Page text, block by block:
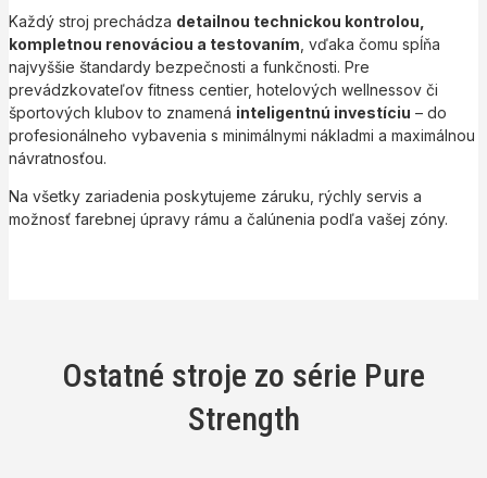
Každý stroj prechádza detailnou technickou kontrolou,
kompletnou renováciou a testovaním , vďaka čomu spĺňa
najvyššie štandardy bezpečnosti a funkčnosti. Pre
prevádzkovateľov fitness centier, hotelových wellnessov či
športových klubov to znamená inteligentnú investíciu – do
profesionálneho vybavenia s minimálnymi nákladmi a maximálnou
návratnosťou.
Na všetky zariadenia poskytujeme záruku, rýchly servis a
možnosť farebnej úpravy rámu a čalúnenia podľa vašej zóny.
Ostatné stroje zo série Pure
Strength